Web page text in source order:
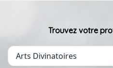
Trouvez votre